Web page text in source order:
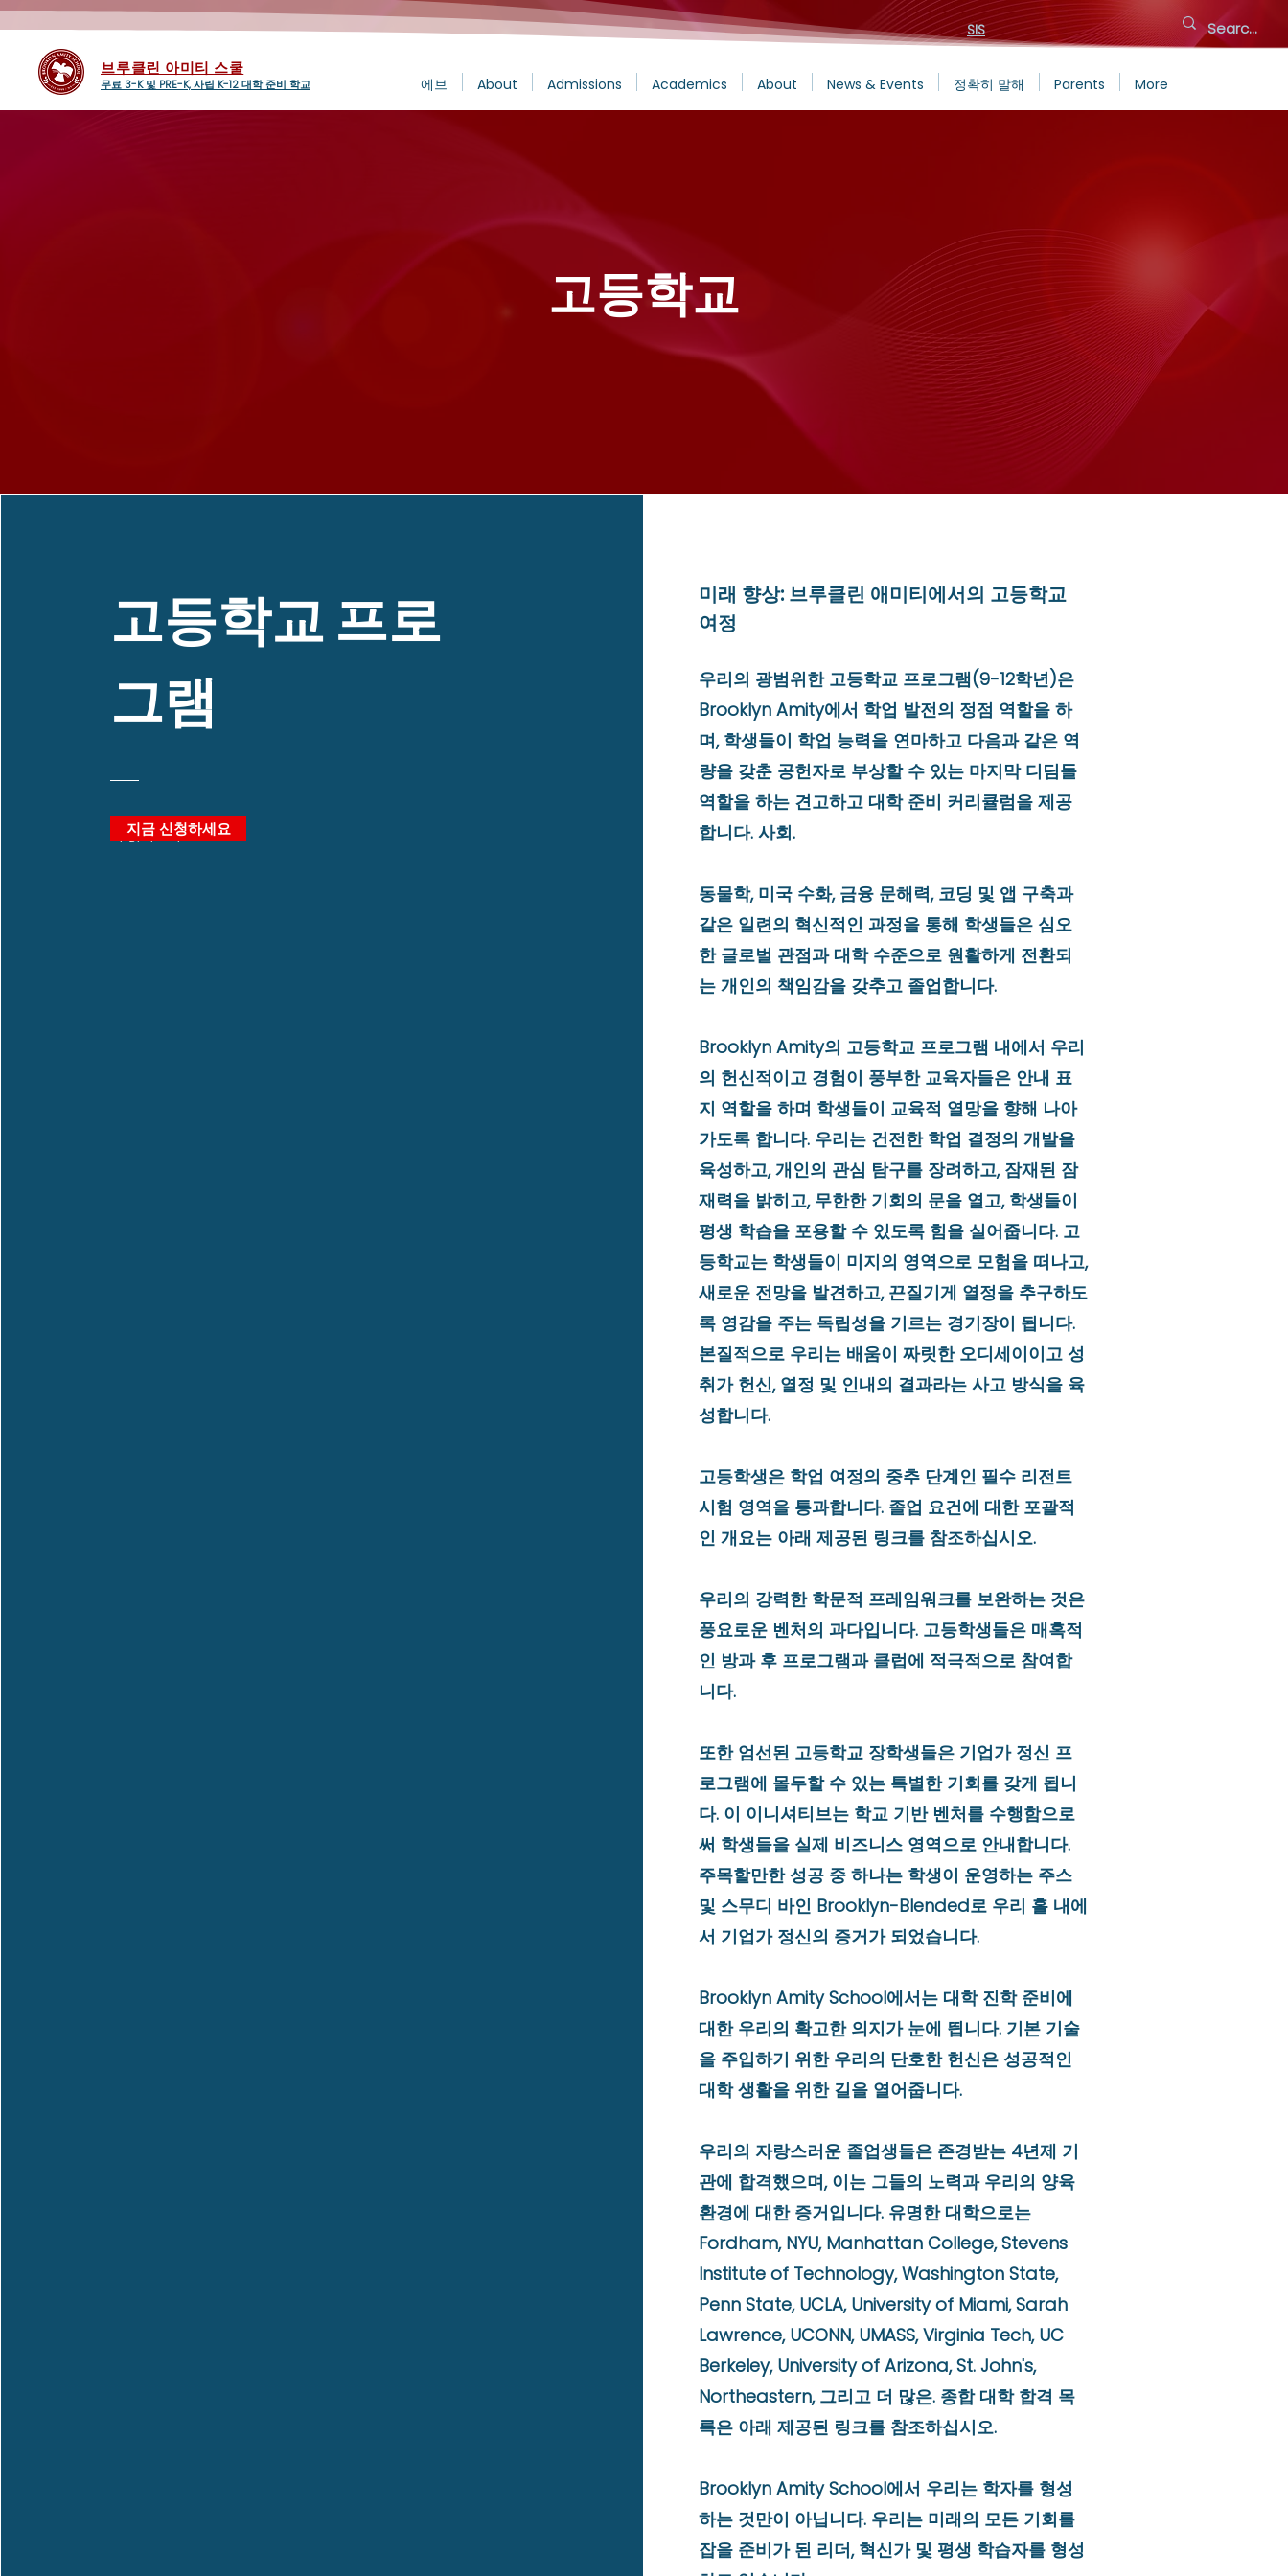
SIS
브루클린 아미티 스쿨
무료 3-K 및 PRE-K, 사립 K-12 대학 준비 학교 에브 About Admissions Academics About News & Events 정확히 말해 Parents More
고등학교
고등학교 프로
그램
더 읽어보기
지금 신청하세요
미래 향상: 브루클린 애미티에서의 고등학교
여정
우리의 광범위한 고등학교 프로그램(9-12학년)은
Brooklyn Amity에서 학업 발전의 정점 역할을 하
며, 학생들이 학업 능력을 연마하고 다음과 같은 역
량을 갖춘 공헌자로 부상할 수 있는 마지막 디딤돌
역할을 하는 견고하고 대학 준비 커리큘럼을 제공
합니다. 사회.
동물학, 미국 수화, 금융 문해력, 코딩 및 앱 구축과
같은 일련의 혁신적인 과정을 통해 학생들은 심오
한 글로벌 관점과 대학 수준으로 원활하게 전환되
는 개인의 책임감을 갖추고 졸업합니다.
Brooklyn Amity의 고등학교 프로그램 내에서 우리
의 헌신적이고 경험이 풍부한 교육자들은 안내 표
지 역할을 하며 학생들이 교육적 열망을 향해 나아
가도록 합니다. 우리는 건전한 학업 결정의 개발을
육성하고, 개인의 관심 탐구를 장려하고, 잠재된 잠
재력을 밝히고, 무한한 기회의 문을 열고, 학생들이
평생 학습을 포용할 수 있도록 힘을 실어줍니다. 고
등학교는 학생들이 미지의 영역으로 모험을 떠나고,
새로운 전망을 발견하고, 끈질기게 열정을 추구하도
록 영감을 주는 독립성을 기르는 경기장이 됩니다.
본질적으로 우리는 배움이 짜릿한 오디세이이고 성
취가 헌신, 열정 및 인내의 결과라는 사고 방식을 육
성합니다.
고등학생은 학업 여정의 중추 단계인 필수 리전트
시험 영역을 통과합니다. 졸업 요건에 대한 포괄적
인 개요는 아래 제공된 링크를 참조하십시오.
우리의 강력한 학문적 프레임워크를 보완하는 것은
풍요로운 벤처의 과다입니다. 고등학생들은 매혹적
인 방과 후 프로그램과 클럽에 적극적으로 참여합
니다.
또한 엄선된 고등학교 장학생들은 기업가 정신 프
로그램에 몰두할 수 있는 특별한 기회를 갖게 됩니
다. 이 이니셔티브는 학교 기반 벤처를 수행함으로
써 학생들을 실제 비즈니스 영역으로 안내합니다.
주목할만한 성공 중 하나는 학생이 운영하는 주스
및 스무디 바인 Brooklyn-Blended로 우리 홀 내에
서 기업가 정신의 증거가 되었습니다.
Brooklyn Amity School에서는 대학 진학 준비에
대한 우리의 확고한 의지가 눈에 띕니다. 기본 기술
을 주입하기 위한 우리의 단호한 헌신은 성공적인
대학 생활을 위한 길을 열어줍니다.
우리의 자랑스러운 졸업생들은 존경받는 4년제 기
관에 합격했으며, 이는 그들의 노력과 우리의 양육
환경에 대한 증거입니다. 유명한 대학으로는
Fordham, NYU, Manhattan College, Stevens
Institute of Technology, Washington State,
Penn State, UCLA, University of Miami, Sarah
Lawrence, UCONN, UMASS, Virginia Tech, UC
Berkeley, University of Arizona, St. John's,
Northeastern, 그리고 더 많은. 종합 대학 합격 목
록은 아래 제공된 링크를 참조하십시오.
Brooklyn Amity School에서 우리는 학자를 형성
하는 것만이 아닙니다. 우리는 미래의 모든 기회를
잡을 준비가 된 리더, 혁신가 및 평생 학습자를 형성